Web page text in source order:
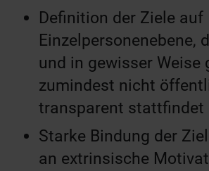
Definition der Ziele auf
Einzelpersonenebene,
und in gewisser Weise
zumindest nicht
transparent stattfindet
Starke Bindung der
an extrinsische